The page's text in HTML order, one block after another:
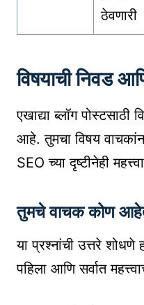
ठेवणारी
विषयाची निवड
एखाद्या ब्लॉग पोस्टसाठी
आहे. तुमचा विषय
SEO च्या दृष्टीनेही
तुमचे वाचक कोण
या प्रश्नांची उत्तरे शोधणे
पहिला आणि सर्वात